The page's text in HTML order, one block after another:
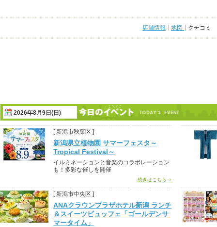
店舗情報 地図 クチコミ
2026年8月9日(日)
[ 新潟市秋葉区 ]
新潟県立植物園 サマーフェスタ～
Tropical Festival～
イルミネーションと音楽のコラボレーション
も！多彩な催しを開催
続きはこちら⇒
[ 新潟市中央区 ]
ANAクラウンプラザホテル新潟 ランチ
＆スイーツビュッフェ「ゴールデンサ
マータイム」